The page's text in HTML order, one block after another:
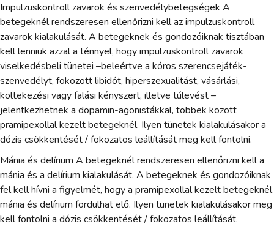
Impulzuskontroll zavarok és szenvedélybetegségek A
betegeknél rendszeresen ellenőrizni kell az impulzuskontroll
zavarok kialakulását. A betegeknek és gondozóiknak tisztában
kell lenniük azzal a ténnyel, hogy impulzuskontroll zavarok
viselkedésbeli tünetei –beleértve a kóros szerencsejáték-
szenvedélyt, fokozott libidót, hiperszexualitást, vásárlási,
költekezési vagy falási kényszert, illetve túlevést –
jelentkezhetnek a dopamin-agonistákkal, többek között
pramipexollal kezelt betegeknél. Ilyen tünetek kialakulásakor a
dózis csökkentését / fokozatos leállítását meg kell fontolni.
Mánia és delírium A betegeknél rendszeresen ellenőrizni kell a
mánia és a delírium kialakulását. A betegeknek és gondozóiknak
fel kell hívni a figyelmét, hogy a pramipexollal kezelt betegeknél
mánia és delírium fordulhat elő. Ilyen tünetek kialakulásakor meg
kell fontolni a dózis csökkentését / fokozatos leállítását.